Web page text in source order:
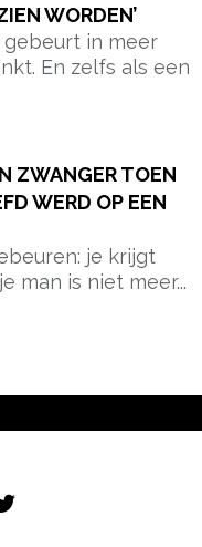
WORDEN’
gebeurt in meer
En zelfs als een
ZWANGER TOEN
WERD OP EEN
je krijgt
man is niet meer...